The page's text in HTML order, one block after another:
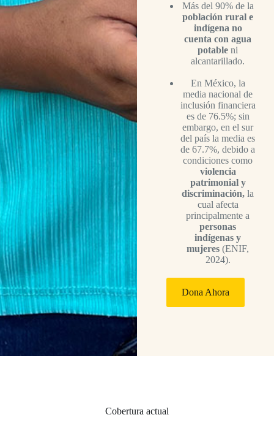
Más del 90% de la
población rural e
indígena no
cuenta con agua
potable ni
alcantarillado.
En México, la
media nacional de
inclusión financiera
es de 76.5%; sin
embargo, en el sur
del país la media es
de 67.7%, debido a
condiciones como
violencia
patrimonial y
discriminación, la
cual afecta
principalmente a
personas
indígenas y
mujeres (ENIF,
2024).
Dona Ahora
Cobertura actual